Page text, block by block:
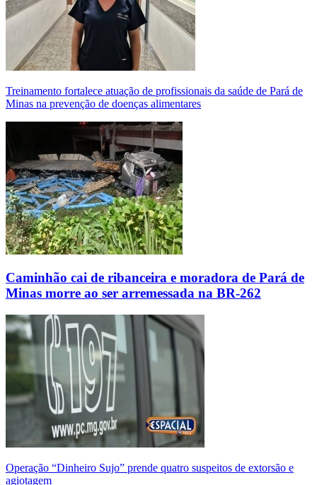
Treinamento fortalece atuação de profissionais da saúde de Pará de
Minas na prevenção de doenças alimentares
Caminhão cai de ribanceira e moradora de Pará de
Minas morre ao ser arremessada na BR-262
Operação “Dinheiro Sujo” prende quatro suspeitos de extorsão e
agiotagem